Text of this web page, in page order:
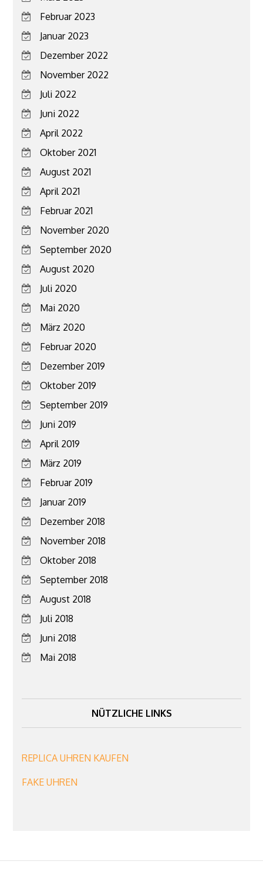
Februar 2023
Januar 2023
Dezember 2022
November 2022
Juli 2022
Juni 2022
April 2022
Oktober 2021
August 2021
April 2021
Februar 2021
November 2020
September 2020
August 2020
Juli 2020
Mai 2020
März 2020
Februar 2020
Dezember 2019
Oktober 2019
September 2019
Juni 2019
April 2019
März 2019
Februar 2019
Januar 2019
Dezember 2018
November 2018
Oktober 2018
September 2018
August 2018
Juli 2018
Juni 2018
Mai 2018
NÜTZLICHE LINKS
REPLICA UHREN KAUFEN
FAKE UHREN